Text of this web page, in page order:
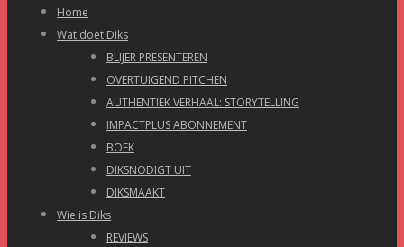
Home
Wat doet Diks
BLIJER PRESENTEREN
OVERTUIGEND PITCHEN
AUTHENTIEK VERHAAL: STORYTELLING
IMPACTPLUS ABONNEMENT
BOEK
DIKSNODIGT UIT
DIKSMAAKT
Wie is Diks
REVIEWS